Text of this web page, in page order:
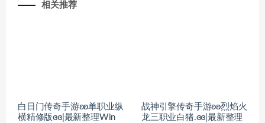
相关推荐
白日门传奇手游ʚʚ单职业纵
横精修版ɞɞ|最新整理Win
战神引擎传奇手游ʚʚ烈焰火
龙三职业白猪.ɞɞ|最新整理